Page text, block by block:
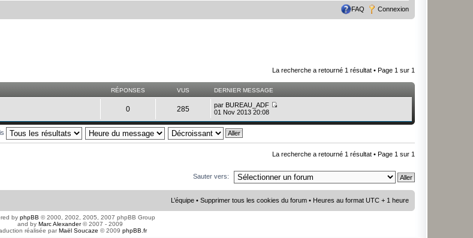
FAQ Connexion
La recherche a retourné 1 résultat • Page 1 sur 1
RÉPONSES VUS DERNIER MESSAGE
0 285 par BUREAU_ADF
01 Nov 2013 20:08
La recherche a retourné 1 résultat • Page 1 sur 1
Sauter vers:
L’équipe • Supprimer tous les cookies du forum • Heures au format UTC + 1 heure
by phpBB © 2000, 2002, 2005, 2007 phpBB Group
and by Marc Alexander© 2007 - 2009
réalisée parMaël Soucaze © 2009 phpBB.fr